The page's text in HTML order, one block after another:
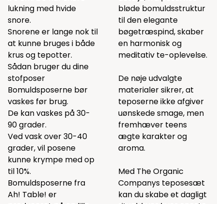
lukning med hvide
snore.
Snorene er lange nok til
at kunne bruges i både
krus og tepotter.
Sådan bruger du dine
stofposer
Bomuldsposerne bør
vaskes før brug.
De kan vaskes på 30-
90 grader.
Ved vask over 30-40
grader, vil posene
kunne krympe med op
til 10%.
Bomuldsposerne fra
Ah! Table! er
bløde bomuldsstruktur
til den elegante
bøgetræspind, skaber
en harmonisk og
meditativ te-oplevelse.
De nøje udvalgte
materialer sikrer, at
teposerne ikke afgiver
uønskede smage, men
fremhæver teens
ægte karakter og
aroma.
Med The Organic
Companys teposesæt
kan du skabe et dagligt